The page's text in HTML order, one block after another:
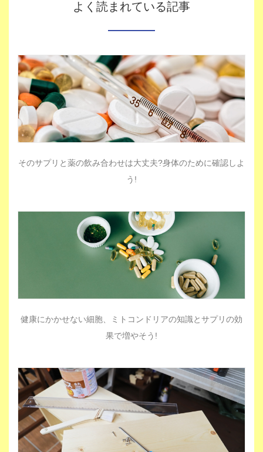
よく読まれている記事
そのサプリと薬の飲み合わせは大丈夫?身体のために確認しよ
う!
健康にかかせない細胞、ミトコンドリアの知識とサプリの効
果で増やそう!